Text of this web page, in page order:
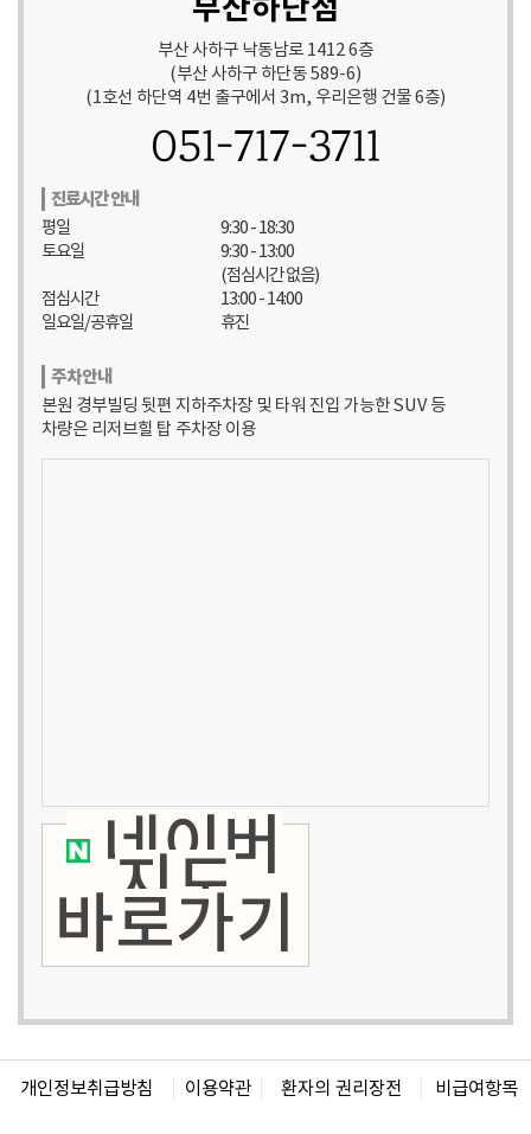
부산하단점
부산 사하구 낙동남로 1412 6층
(부산 사하구 하단동 589-6)
(1호선 하단역 4번 출구에서 3m, 우리은행 건물 6층)
051-717-3711
진료시간 안내
평일
토요일
점심시간
일요일/공휴일
9:30 - 18:30
9:30 - 13:00
(점심시간 없음)
13:00 - 14:00
휴진
주차안내
본원 경부빌딩 뒷편 지하주차장 및 타워 진입 가능한 SUV 등
차량은 리저브힐 탑 주차장 이용
네이버
지도
바로가기
개인정보취급방침 이용약관 환자의 권리장전 비급여항목